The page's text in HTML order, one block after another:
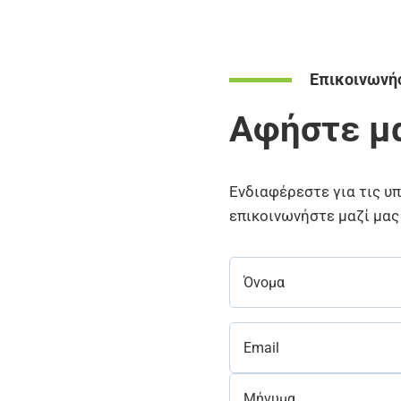
Αφήστε
Ενδιαφέρεστε για τις
επικοινωνήστε μαζί